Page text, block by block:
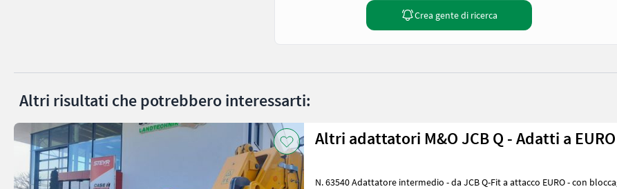
Crea gente di ricerca
Altri risultati che potrebbero interessarti:
Altri adattatori M&O JCB Q - Adatti a EURO
N. 63540 Adattatore intermedio - da JCB Q-Fit a attacco EURO - con bloccaggio centrale - con